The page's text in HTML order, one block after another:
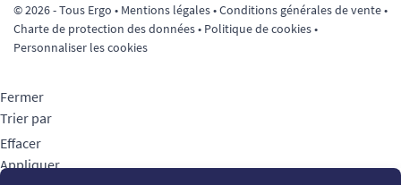
© 2026 - Tous Ergo • Mentions légales•Conditions générales de vente•
Charte de protection des données• Politique de cookies•
Personnaliser les cookies
Fermer
Trier par
Effacer
Appliquer